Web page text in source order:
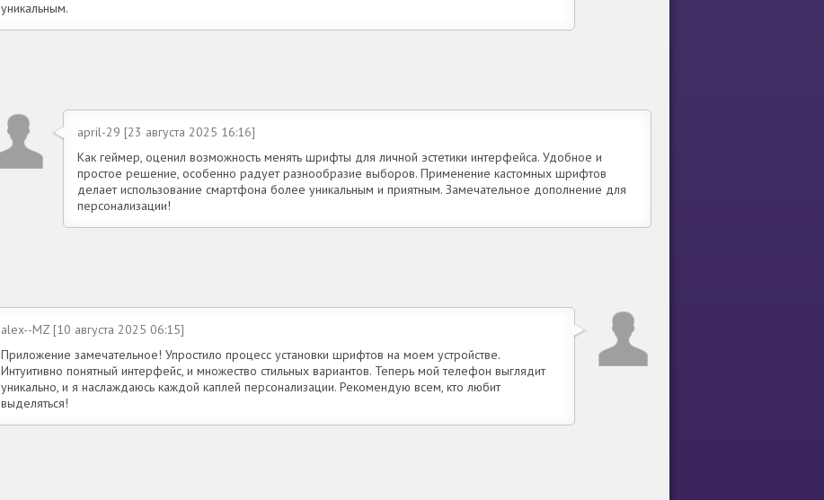
уникальным.
april-29 [23 августа 2025 16:16]
Как геймер, оценил возможность менять шрифты для личной эстетики интерфейса. Удобное и
простое решение, особенно радует разнообразие выборов. Применение кастомных шрифтов
делает использование смартфона более уникальным и приятным. Замечательное дополнение для
персонализации!
alex--MZ [10 августа 2025 06:15]
Приложение замечательное! Упростило процесс установки шрифтов на моем устройстве.
Интуитивно понятный интерфейс, и множество стильных вариантов. Теперь мой телефон выглядит
уникально, и я наслаждаюсь каждой каплей персонализации. Рекомендую всем, кто любит
выделяться!